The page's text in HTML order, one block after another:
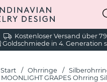
Kostenloser Versand über 79
Goldschmiede in 4. Generation
Start Ohrringe
MOONLIGHT GRAPES Ohrring